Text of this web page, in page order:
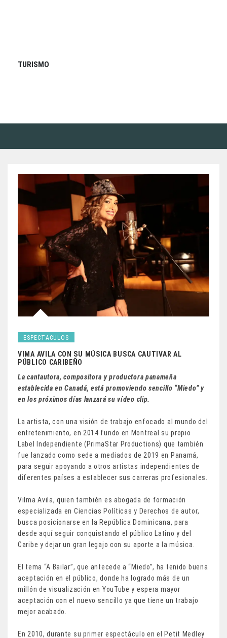
TURISMO
ESPECTACULOS
VIMA AVILA CON SU MÚSICA BUSCA CAUTIVAR AL
PÚBLICO CARIBEÑO
La cantautora, compositora y productora panameña
establecida en Canadá, está promoviendo sencillo “Miedo” y
en los próximos días lanzará su vídeo clip.
La artista, con una visión de trabajo enfocado al mundo del
entretenimiento, en 2014 fundo en Montreal su propio
Label Independiente (PrimaStar Productions) que también
fue lanzado como sede a mediados de 2019 en Panamá,
para seguir apoyando a otros artistas independientes de
diferentes países a establecer sus carreras profesionales.
Vilma Avila, quien también es abogada de formación
especializada en Ciencias Políticas y Derechos de autor,
busca posicionarse en la República Dominicana, para
desde aquí seguir conquistando el público Latino y del
Caribe y dejar un gran legajo con su aporte a la música.
El tema “A Bailar”, que antecede a “Miedo”, ha tenido buena
aceptación en el público, donde ha logrado más de un
millón de visualización en YouTube y espera mayor
aceptación con el nuevo sencillo ya que tiene un trabajo
mejor acabado.
En 2010, durante su primer espectáculo en el Petit Medley